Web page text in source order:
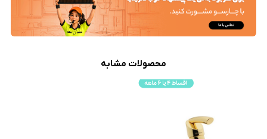
محصولات مشابه